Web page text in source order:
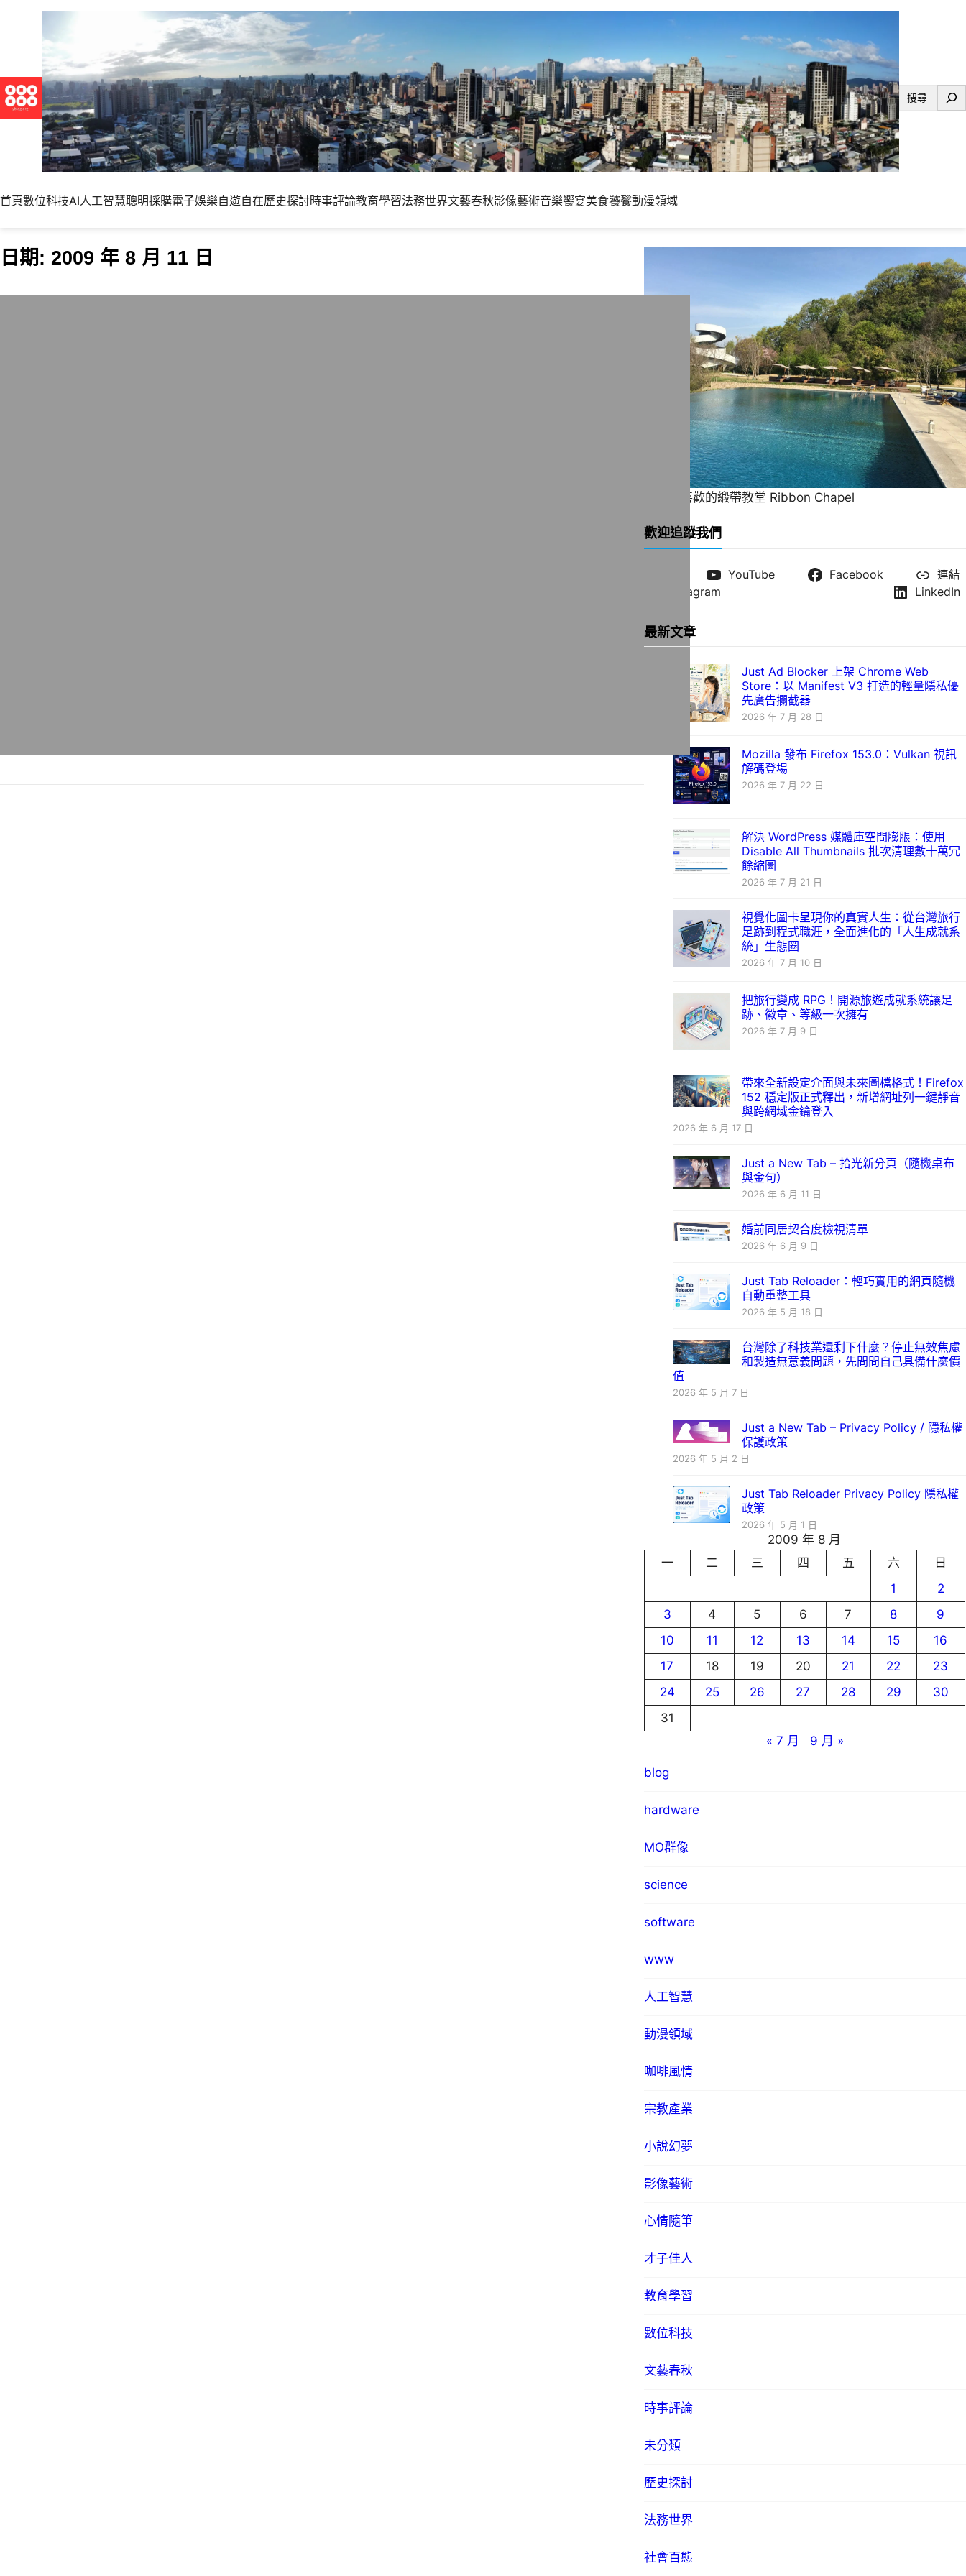
搜
首頁數位科技AI人工智慧聰明採購電子娛樂自遊自在歷史探討時事評論教育學習法務世界文藝春秋影像藝術音樂饗宴美食饕餮動漫領域
日期: 2009 年 8 月 11 日
一直很喜歡的緞帶教堂 Ribbon Chapel
歡迎追蹤我們
YouTube Facebook
連結
Instagram
LinkedIn
最新文章
Just Ad Blocker 上架 Chrome Web
Store：以 Manifest V3 打造的輕量隱私優
先廣告攔截器
2026 年 7 月 28 日
Mozilla 發布 Firefox 153.0：Vulkan 視訊
解碼登場
2026 年 7 月 22 日
解決 WordPress 媒體庫空間膨脹：使用
Disable All Thumbnails 批次清理數十萬冗
餘縮圖
2026 年 7 月 21 日
視覺化圖卡呈現你的真實人生：從台灣旅行
足跡到程式職涯，全面進化的「人生成就系
統」生態圈
2026 年 7 月 10 日
把旅行變成 RPG！開源旅遊成就系統讓足
跡、徽章、等級一次擁有
2026 年 7 月 9 日
帶來全新設定介面與未來圖檔格式！Firefox
152 穩定版正式釋出，新增網址列一鍵靜音
與跨網域金鑰登入
2026 年 6 月 17 日
Just a New Tab – 拾光新分頁（隨機桌布
與金句）
2026 年 6 月 11 日
婚前同居契合度檢視清單
2026 年 6 月 9 日
Just Tab Reloader：輕巧實用的網頁隨機
自動重整工具
2026 年 5 月 18 日
台灣除了科技業還剩下什麼？停止無效焦慮
和製造無意義問題，先問問自己具備什麼價
值
2026 年 5 月 7 日
Just a New Tab – Privacy Policy / 隱私權
保護政策
2026 年 5 月 2 日
Just Tab Reloader Privacy Policy 隱私權
政策
2026 年 5 月 1 日
2009 年 8 月
一
二 三 四 五 六
日
1
2
3
4 5 6 7 8
9
10
11 12 13 14 15
16
17
18 19 20 21 22
23
24
25 26 27 28 29
30
31
« 7 月
9 月 »
blog
hardware
MO群像
science
software
www
人工智慧
動漫領域
咖啡風情
宗教產業
小說幻夢
影像藝術
心情隨筆
才子佳人
教育學習
數位科技
文藝春秋
時事評論
未分類
歷史探討
法務世界
社會百態